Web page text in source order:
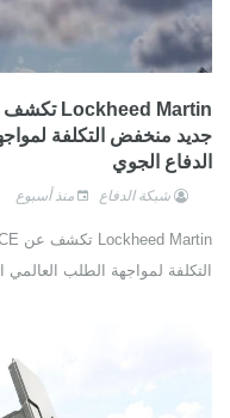
جديد منخفض التكلفة
الدفاع الجوي
شبكة الدفاع منذ أسبوع
التكلفة لمواجهة الطلب العالمي